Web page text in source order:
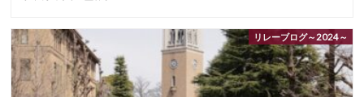
リレーブログ～2024～